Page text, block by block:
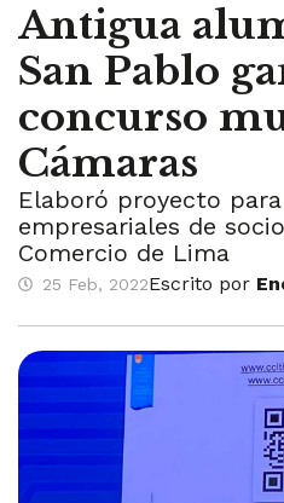
Antigua
San Pablo
concurso
Cámaras
Elaboró proyecto
empresariales de
Comercio de Lima
25 Feb, 2022Escrito por